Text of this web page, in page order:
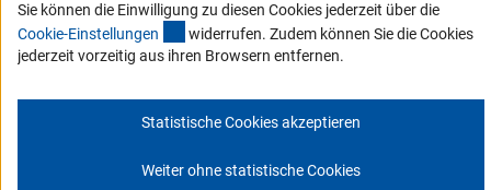
Impressum Datenschutz Cookie-Einstellungen
Sie können die Einwilligung zu diesen Cookies jederzeit über die
Cookie-Einstellungen (interner Link)
widerrufen. Zudem können Sie die Cookies
jederzeit vorzeitig aus ihren Browsern entfernen.
Statistische Cookies akzeptieren
Weiter ohne statistische Cookies